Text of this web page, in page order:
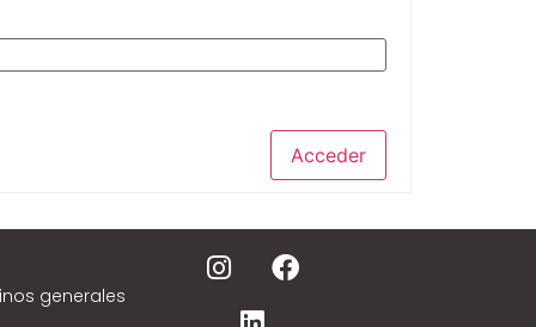
Acceder
generales